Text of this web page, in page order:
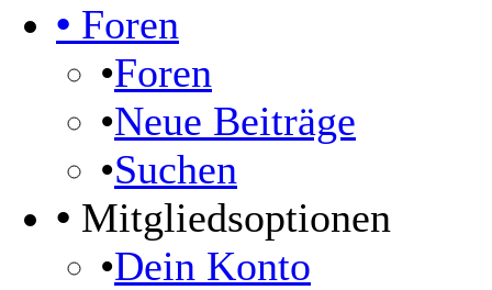
• Foren
•Foren
•Neue Beiträge
•Suchen
• Mitgliedsoptionen
•Dein Konto